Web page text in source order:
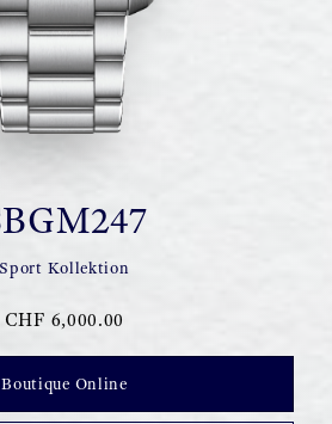
Sport Kollektion
CHF 6,000.00
Boutique Online